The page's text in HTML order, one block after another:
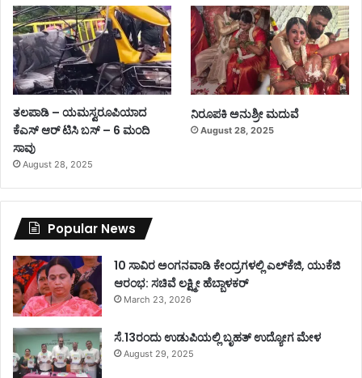
ತಲಪಾಡಿ – ಯಮಸ್ವರೂಪಿಯಾದ
ಕೆಎಸ್ ಆರ್ ಟಿಸಿ ಬಸ್ – 6 ಮಂದಿ
ಸಾವು
August 28, 2025
ನಿರೂಪಕಿ ಅನುಶ್ರೀ ಮದುವೆ
August 28, 2025
Popular News
10 ಸಾವಿರ ಅಂಗನವಾಡಿ ಕೇಂದ್ರಗಳಲ್ಲಿ ಎಲ್‌ಕೆಜಿ, ಯುಕೆಜಿ
ಆರಂಭ: ಸಚಿವೆ ಲಕ್ಷ್ಮೀ ಹೆಬ್ಬಾಳಕರ್
March 23, 2026
ಸೆ.13ರಂದು ಉಡುಪಿಯಲ್ಲಿ ಬೃಹತ್ ಉದ್ಯೋಗ ಮೇಳ
August 29, 2025